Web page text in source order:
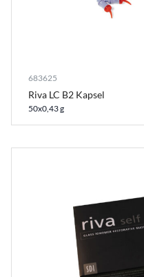
683625
Riva LC B2 Kapsel
50x0,43 g